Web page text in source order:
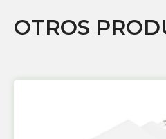
OTROS